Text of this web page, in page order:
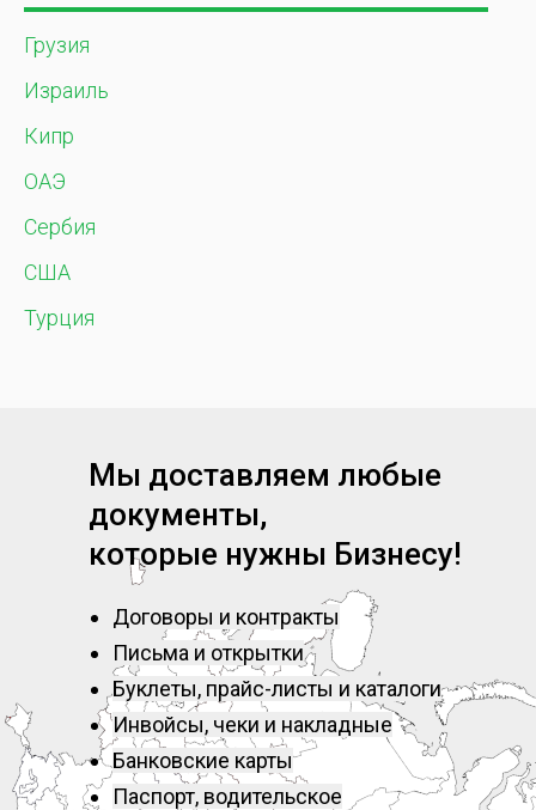
Грузия
Израиль
Кипр
ОАЭ
Сербия
США
Турция
Мы доставляем любые
документы,
которые нужны Бизнесу!
Договоры и контракты
Письма и открытки
Буклеты, прайс-листы и каталоги
Инвойсы, чеки и накладные
Банковские карты
Паспорт, водительское